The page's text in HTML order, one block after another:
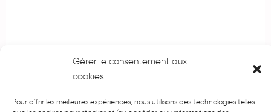
Gérer le consentement aux
cookies
Pour offrir les meilleures expériences, nous utilisons des technologies telles
Laisser un commentaire
Vous devezvous connecter pour publier un